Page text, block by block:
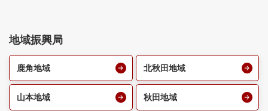
地域振興局
鹿角地域 北秋田地域
山本地域 秋田地域